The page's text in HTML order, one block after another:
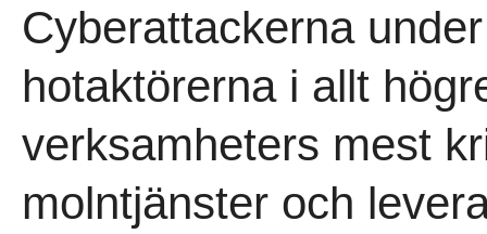
Cyberattackerna
hotaktörerna i allt
verksamheters mest
molntjänster och